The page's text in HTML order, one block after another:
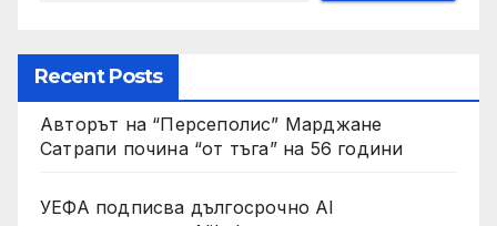
Recent Posts
Авторът на “Персеполис” Марджане
Сатрапи почина “от тъга” на 56 години
УЕФА подписва дългосрочно AI